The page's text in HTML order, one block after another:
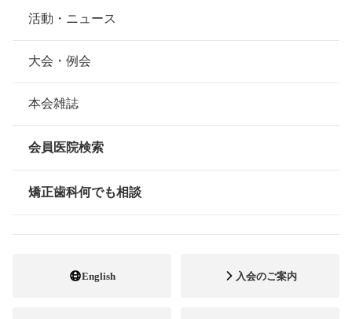
基本理念
組織について
本会の歴史
情報公開
安心して治療を受けていただくための「6つの指針」
安心できる矯正歯科治療契約のための「7つの提言」
矯正歯科治療について
活動・ニュース
大会・例会
本会雑誌
会員医院検索
矯正歯科何でも相談
English 入会のご案内
公開日：2015年04月30日（木）
矯正歯科医会は6月、矯正歯科治療中に被災
助を行うことを発表しました。矯正歯科医